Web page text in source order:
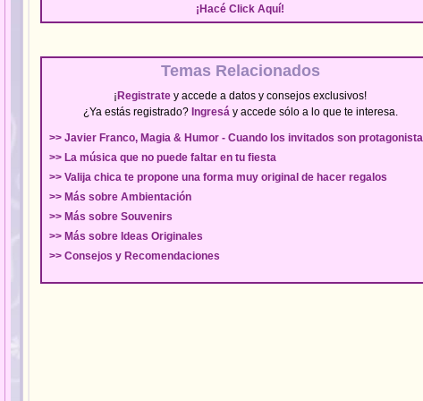
¡Hacé Click Aquí!
Temas Relacionados
¡ Registrate y accede a datos y consejos exclusivos!
¿Ya estás registrado? Ingresáy accede sólo a lo que te interesa.
>> Javier Franco, Magia & Humor - Cuando los invitados son
>> La música que no puede faltar en tu fiesta
>> Valija chica te propone una forma muy original de hacer regalos
>> Más sobre Ambientación
>> Más sobre Souvenirs
>> Más sobre Ideas Originales
>> Consejos y Recomendaciones